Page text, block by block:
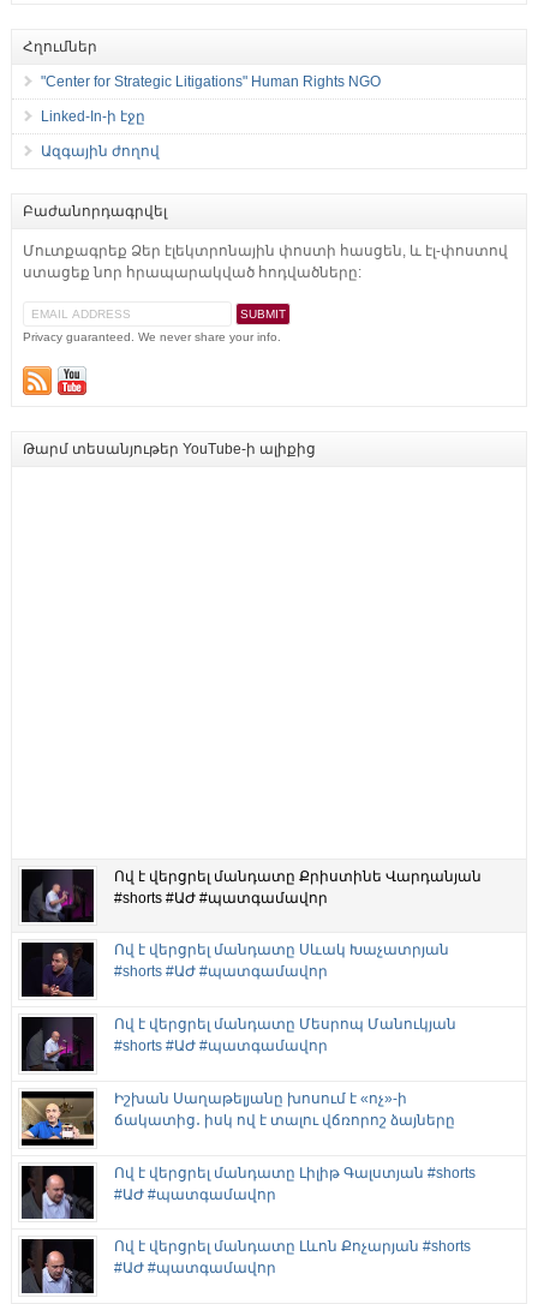
Հղումներ
"Center for Strategic Litigations" Human Rights NGO
Linked-In-ի էջը
Ազգային ժողով
Բաժանորդագրվել
Մուտքագրեք Ձեր էլեկտրոնային փոստի հասցեն, և էլ-փոստով
ստացեք նոր հրապարակված հոդվածները:
Privacy guaranteed. We never share your info.
Թարմ տեսանյութեր YouTube-ի ալիքից
Ով է վերցրել մանդատը Քրիստինե Վարդանյան
#shorts #ԱԺ #պատգամավոր
Ով է վերցրել մանդատը Սևակ Խաչատրյան
#shorts #ԱԺ #պատգամավոր
Ով է վերցրել մանդատը Մեսրոպ Մանուկյան
#shorts #ԱԺ #պատգամավոր
Իշխան Սաղաթելյանը խոսում է «ոչ»-ի
ճակատից․ իսկ ով է տալու վճռորոշ ձայները
Ով է վերցրել մանդատը Լիլիթ Գալստյան #shorts
#ԱԺ #պատգամավոր
Ով է վերցրել մանդատը Լևոն Քոչարյան #shorts
#ԱԺ #պատգամավոր